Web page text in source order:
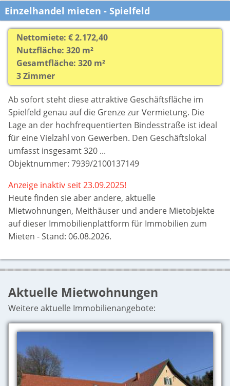
Einzelhandel mieten - Spielfeld
Nettomiete: € 2.172,40
Nutzfläche: 320 m²
Gesamtfläche: 320 m²
3 Zimmer
Ab sofort steht diese attraktive Geschäftsfläche im
Spielfeld genau auf die Grenze zur Vermietung. Die
Lage an der hochfrequentierten Bindesstraße ist ideal
für eine Vielzahl von Gewerben. Den Geschäftslokal
umfasst insgesamt 320 ...
Objektnummer: 7939/2100137149
Anzeige inaktiv seit 23.09.2025!
Heute finden sie aberandere, aktuelle
Mietwohnungen, Meithäuser und andere Mietobjekte
auf dieser Immobilienplattform für Immobilien zum
Mieten - Stand: 06.08.2026.
Aktuelle Mietwohnungen
Weitere aktuelle Immobilienangebote: